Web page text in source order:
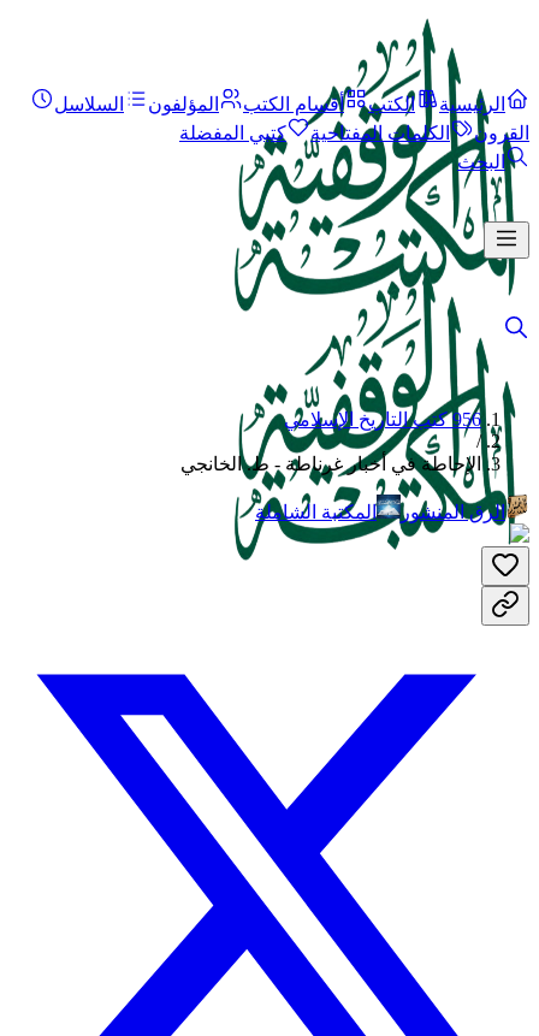
الرئيسية الكتب أقسام الكتب المؤلفون
السلاسل
القرون
الكلمات المفتاحية
كتبي المفضلة
البحث
956 كتب التاريخ الإسلامي
/
الإحاطة في أخبار غرناطة - ط. الخانجي
الرق المنشور المكتبة الشاملة